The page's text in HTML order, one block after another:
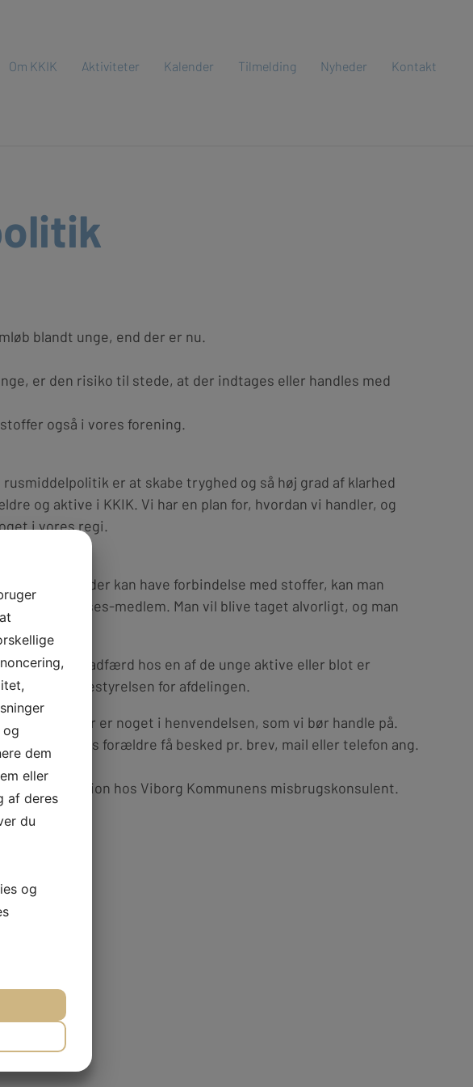
Om KKIK Aktiviteter Kalender Tilmelding Nyheder Kontakt
blandt unge, end der er nu.
er den risiko til stede, at der indtages eller handles med
også i vores forening.
er at skabe tryghed og så høj grad af klarhed
og aktive i KKIK. Vi har en plan for, hvordan vi handler, og
i vores regi.
ser noget, der kan have forbindelse med stoffer, kan man
et bestyrelses-medlem. Man vil blive taget alvorligt, og man
over ændret adfærd hos en af de unge aktive eller blot er
kontakt til bestyrelsen for afdelingen.
afgør om, der er noget i henvendelsen, som vi bør handle på.
eller deres forældre få besked pr. brev, mail eller telefon ang.
og information hos Viborg Kommunens misbrugskonsulent.
og
dem
eller
af deres
du
og